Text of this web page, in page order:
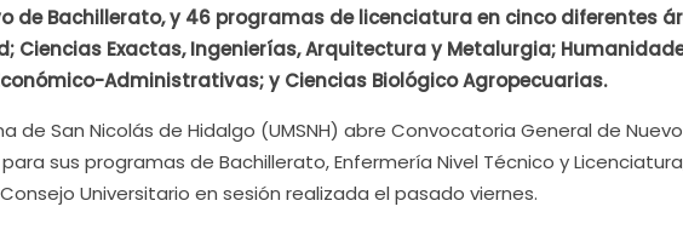
de Bachillerato, y 46 programas de licenciatura en cinco diferentes
Ciencias Exactas, Ingenierías, Arquitectura y Metalurgia;
Administrativas; y Ciencias Biológico Agropecuarias.
de San Nicolás de Hidalgo (UMSNH) abre Convocatoria General de
para sus programas de Bachillerato, Enfermería Nivel Técnico y
Universitario en sesión realizada el pasado viernes.